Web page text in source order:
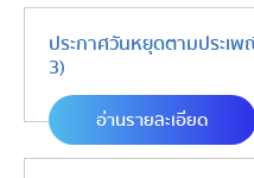
ประกาศวันหยุดตามประเ
3)
อ่านรายละเอียด